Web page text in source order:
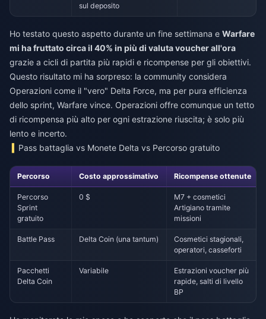
sul deposito
Ho testato questo aspetto durante un fine settimana e Warfare
mi ha fruttato circa il 40% in più di valuta voucher all'ora
grazie a cicli di partita più rapidi e ricompense per gli obiettivi.
Questo risultato mi ha sorpreso: la community considera
Operazioni come il "vero" Delta Force, ma per pura efficienza
dello sprint, Warfare vince. Operazioni offre comunque un tetto
di ricompensa più alto per ogni estrazione riuscita; è solo più
lento e incerto.
Pass battaglia vs Monete Delta vs Percorso gratuito
Percorso Costo approssimativo Ricompense ottenute
Percorso
Sprint
gratuito
0 $
M7 + cosmetici
Artigiano tramite
missioni
Battle Pass Delta Coin (una tantum)
Cosmetici stagionali,
operatori, casseforti
Pacchetti
Delta Coin
Variabile
Estrazioni voucher più
rapide, salti di livello
BP